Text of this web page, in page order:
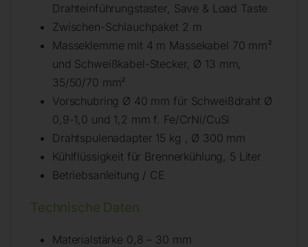
Drahteinführungstaster, Save & Load Taste
Zwischen-Schlauchpaket 2 m
Masseklemme mit 4 m Massekabel 70 mm²
und Schweißkabel-Stecker, Ø 13 mm,
35/50/70 mm²
Vorschubring Ø 40 mm für Schweißdraht Ø
0,9-1,0 und 1,2 mm f. Fe/CrNi/CuSi
Drahtspulenadapter 15 kg , Ø 300 mm
Kühlflüssigkeit für Brennerkühlung, 5 Liter
Betriebsanleitung / CE
Technische Daten
Materialstärke 0,8 – 30 mm